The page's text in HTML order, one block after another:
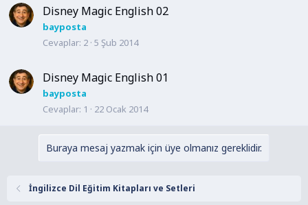
Disney Magic English 02
bayposta
Cevaplar 2 5 Şub 2014
Disney Magic English 01
bayposta
Cevaplar 1 22 Ocak 2014
Buraya mesaj yazmak için üye olmanız gereklidir.
İngilizce Dil Eğitim Kitapları ve Setleri